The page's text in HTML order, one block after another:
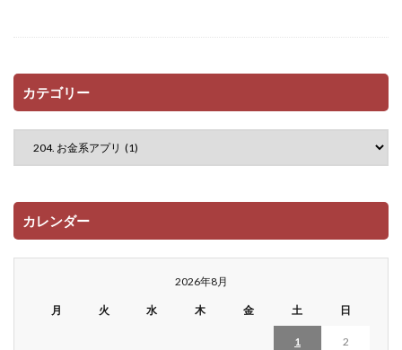
カテゴリー
カレンダー
2026年8月
月 火 水 木 金 土 日
1 2